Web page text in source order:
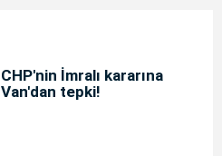
CHP'nin İmralı kararına
Van'dan tepki!